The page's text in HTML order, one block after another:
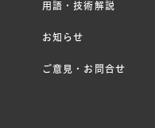
用語・技術解説
お知らせ
ご意見・お問合せ